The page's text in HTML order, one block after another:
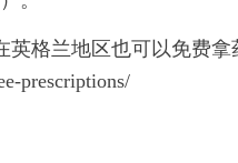
格兰地区也可以免费拿
prescriptions/